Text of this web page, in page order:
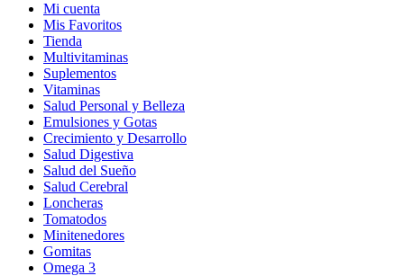
Mi cuenta
Mis Favoritos
Tienda
Multivitaminas
Suplementos
Vitaminas
Salud Personal y Belleza
Emulsiones y Gotas
Crecimiento y Desarrollo
Salud Digestiva
Salud del Sueño
Salud Cerebral
Loncheras
Tomatodos
Minitenedores
Gomitas
Omega 3